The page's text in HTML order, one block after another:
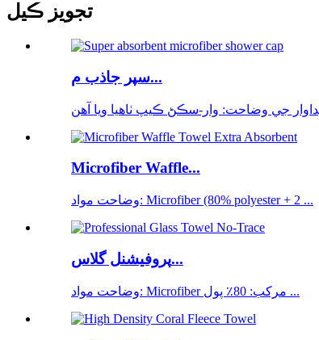
تجويز ڪيل
سپر جاذب م...
Microfiber Waffle...
وضاحت مواد: Microfiber (80% polyester + 2 ...
پروفيشنل گلاس...
وضاحت مواد: Microfiber مرکب: 80٪ پول ...